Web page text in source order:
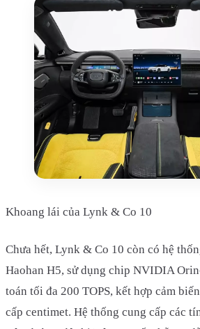
Khoang lái của Lynk & Co 10
Chưa hết, Lynk & Co 10 còn có hệ
Haohan H5, sử dụng chip NVIDIA
toán tối đa 200 TOPS, kết hợp cảm
cấp centimet. Hệ thống cung cấp các